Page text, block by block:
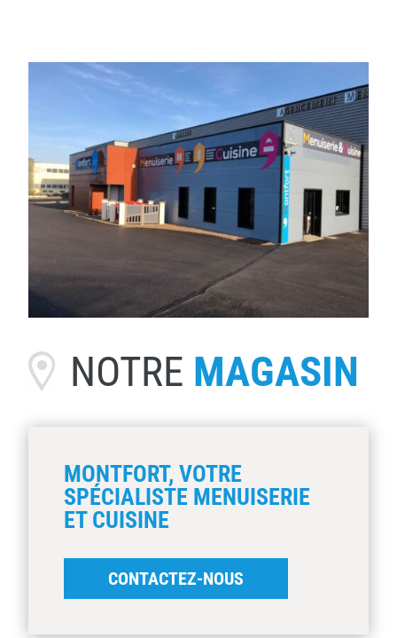
NOTRE MAGASIN
MONTFORT, VOTRE
SPÉCIALISTE MENUISERIE
ET CUISINE
CONTACTEZ-NOUS